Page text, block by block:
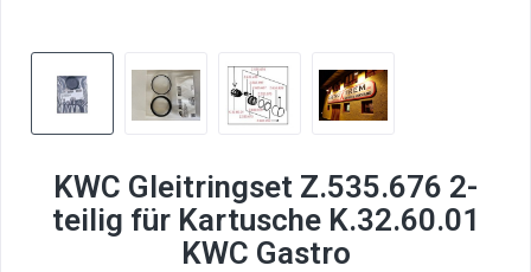
KWC Gleitringset Z.535.676 2-
teilig für Kartusche K.32.60.01
KWC Gastro